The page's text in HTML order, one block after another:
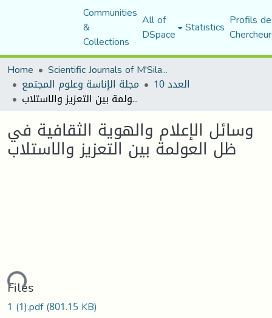
Communities
&
Collections
All of
DSpace Statistics Profils
Home
Scientific Journals of M'Sila University
مجلة الإناسة وعلوم المجتمع العدد 10
وسائل الإعلام والهوية الثقافية في ظل العولمة بين التعزيز والاستلاب
وسائل الإعلام والهوية الثقافية في
ظل العولمة بين التعزيز والاستلاب
Files
1 (1).pdf(801.15 KB)